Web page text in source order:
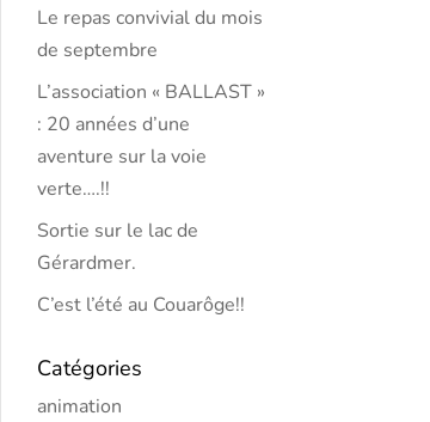
Le repas convivial du mois
de septembre
L’association « BALLAST »
: 20 années d’une
aventure sur la voie
verte….!!
Sortie sur le lac de
Gérardmer.
C’est l’été au Couarôge!!
Catégories
animation